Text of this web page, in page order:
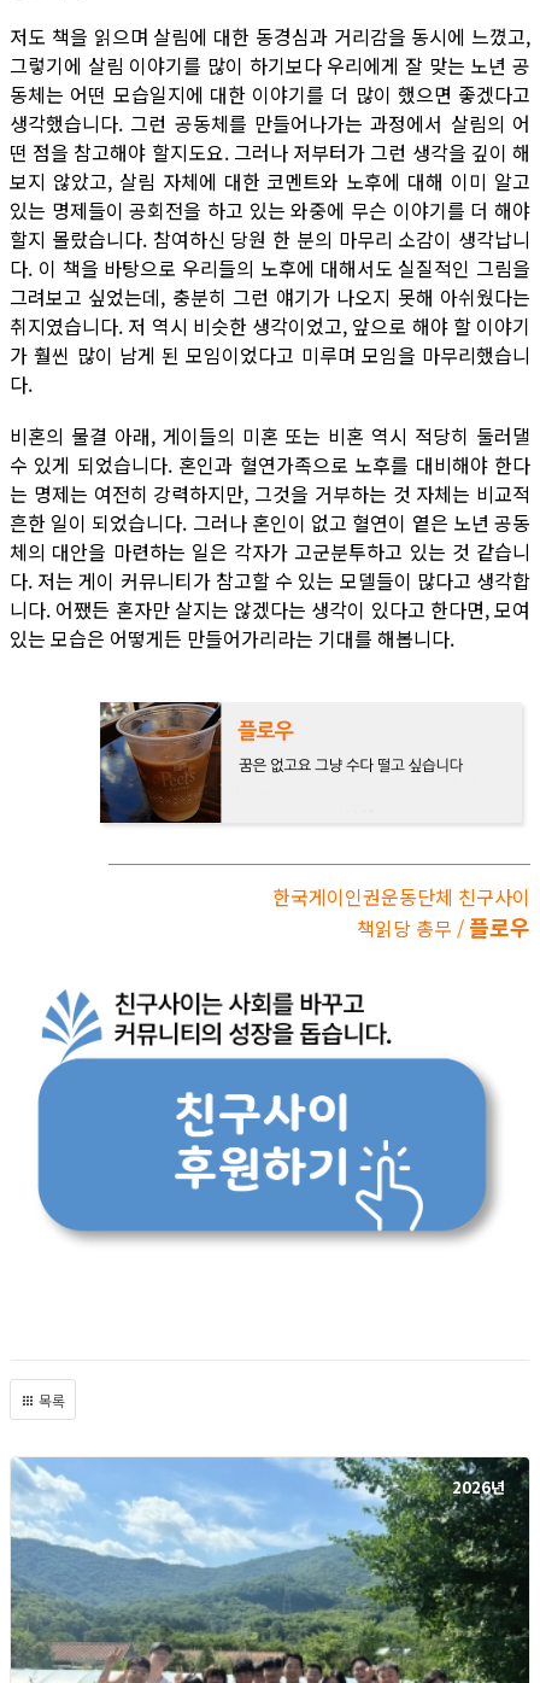
저도 책을 읽으며 살림에 대한 동경심과 거리감을 동시에 느꼈고,
그렇기에 살림 이야기를 많이 하기보다 우리에게 잘 맞는 노년 공
동체는 어떤 모습일지에 대한 이야기를 더 많이 했으면 좋겠다고
생각했습니다. 그런 공동체를 만들어나가는 과정에서 살림의 어
떤 점을 참고해야 할지도요. 그러나 저부터가 그런 생각을 깊이 해
보지 않았고, 살림 자체에 대한 코멘트와 노후에 대해 이미 알고
있는 명제들이 공회전을 하고 있는 와중에 무슨 이야기를 더 해야
할지 몰랐습니다. 참여하신 당원 한 분의 마무리 소감이 생각납니
다. 이 책을 바탕으로 우리들의 노후에 대해서도 실질적인 그림을
그려보고 싶었는데, 충분히 그런 얘기가 나오지 못해 아쉬웠다는
취지였습니다. 저 역시 비슷한 생각이었고, 앞으로 해야 할 이야기
가 훨씬 많이 남게 된 모임이었다고 미루며 모임을 마무리했습니
다.
비혼의 물결 아래, 게이들의 미혼 또는 비혼 역시 적당히 둘러댈
수 있게 되었습니다. 혼인과 혈연가족으로 노후를 대비해야 한다
는 명제는 여전히 강력하지만, 그것을 거부하는 것 자체는 비교적
흔한 일이 되었습니다. 그러나 혼인이 없고 혈연이 옅은 노년 공동
체의 대안을 마련하는 일은 각자가 고군분투하고 있는 것 같습니
다. 저는 게이 커뮤니티가 참고할 수 있는 모델들이 많다고 생각합
니다. 어쨌든 혼자만 살지는 않겠다는 생각이 있다고 한다면, 모여
있는 모습은 어떻게든 만들어가리라는 기대를 해봅니다.
한국게이인권운동단체 친구사이
책읽당 총무 / 플로우
목록
2026년